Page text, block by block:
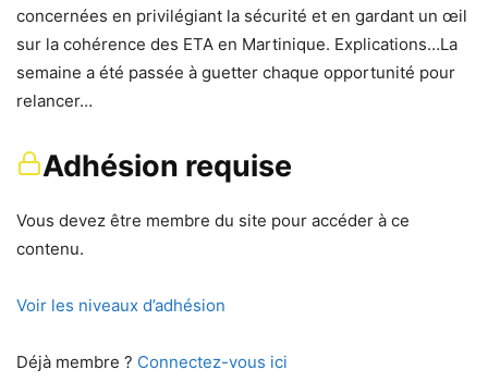
concernées en privilégiant la sécurité et en gardant un œil
sur la cohérence des ETA en Martinique. Explications…La
semaine a été passée à guetter chaque opportunité pour
relancer…
Adhésion requise
Vous devez être membre du site pour accéder à ce
contenu.
Voir les niveaux d’adhésion
Déjà membre ? Connectez-vous ici